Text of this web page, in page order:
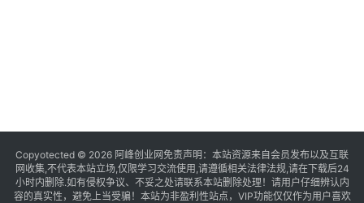
Copyotected © 2026 阿峰创业网 免责声明：本站资源来自会员发布以及互联
网收集,不代表本站立场,仅限学习交流使用,请遵循相关法律法规,请在下载后24
小时内删除.如有侵权争议、不妥之处请联系本站删除处理！请用户仔细辨认内
容的真实性，避免上当受骗！本站为非盈利性站点，VIP功能仅仅作为用户喜欢